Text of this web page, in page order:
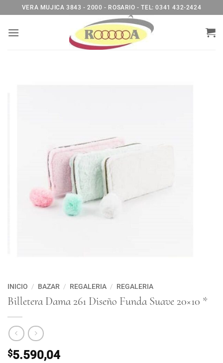
al
contenido
VERA MUJICA 3843 - 2000 - ROSARIO - TEL: 0341 432-2424
INICIO / BAZAR / REGALERIA / REGALERIA
Billetera Dama 261 Diseño Funda Suave 20×10 *
$5.590,04